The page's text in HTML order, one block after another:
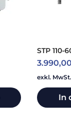
STP 110-
Preis
exkl. MwSt.
In